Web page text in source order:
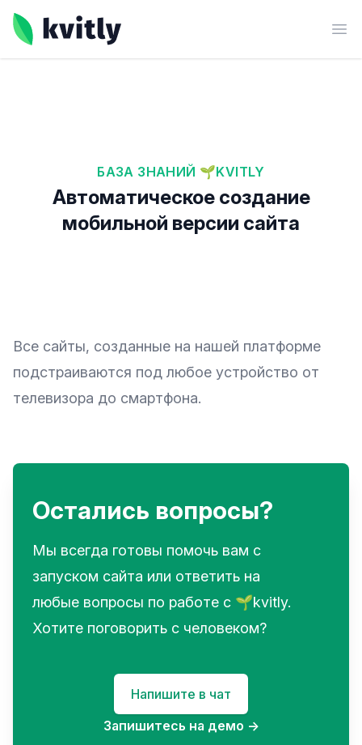
kvitly
БАЗА ЗНАНИЙ 🌱KVITLY
Автоматическое создание
мобильной версии сайта
Все сайты, созданные на нашей платформе
подстраиваются под любое устройство от
телевизора до смартфона.
Остались вопросы?
Мы всегда готовы помочь вам с
запуском сайта или ответить на
любые вопросы по работе с 🌱kvitly.
Хотите поговорить с человеком?
Напишите в чат
Запишитесь на демо →